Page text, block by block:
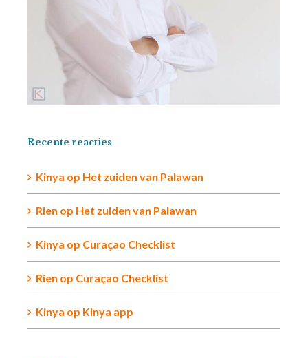
Recente reacties
Kinya op Het zuiden van Palawan
Rien op Het zuiden van Palawan
Kinya op Curaçao Checklist
Rien op Curaçao Checklist
Kinya op Kinya app